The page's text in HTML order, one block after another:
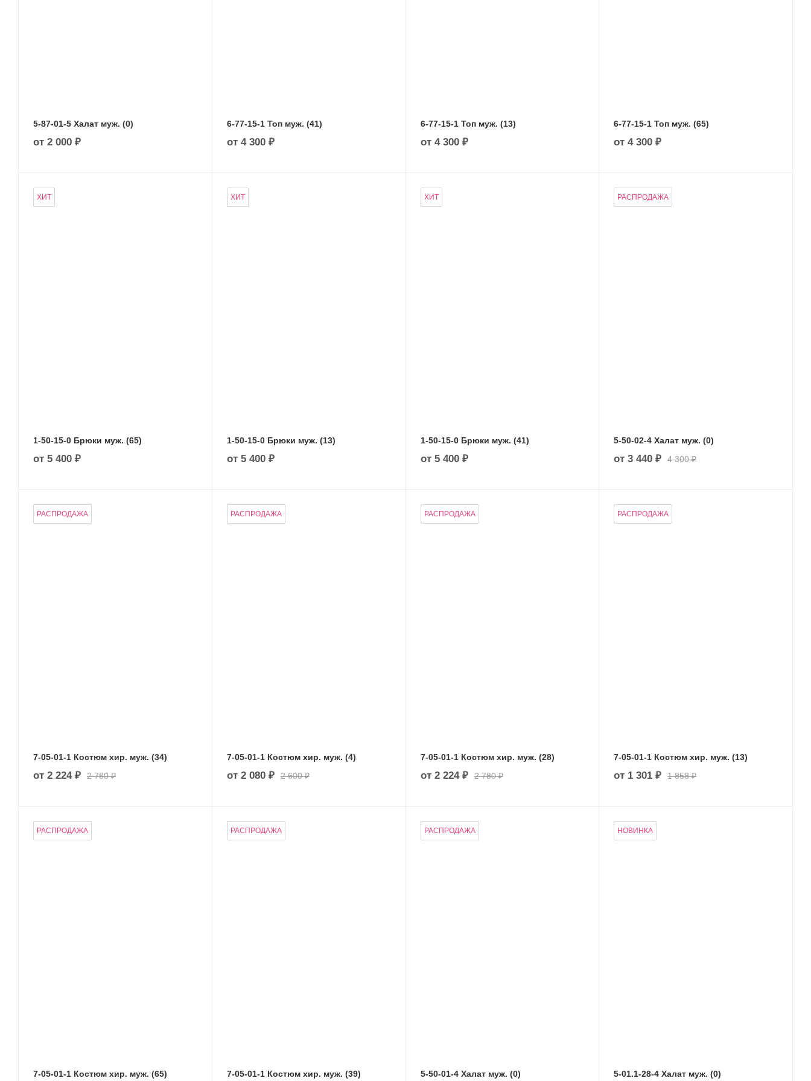
5-87-01-5 Халат муж. (0)
от 2 000 ₽
6-77-15-1 Топ муж. (41)
от 4 300 ₽
6-77-15-1 Топ муж. (13)
от 4 300 ₽
6-77-15-1 Топ муж. (65)
от4 300 ₽
ХИТ
1-50-15-0 Брюки муж. (65)
от 5 400 ₽
ХИТ
1-50-15-0 Брюки муж. (13)
от 5 400 ₽
ХИТ
1-50-15-0 Брюки муж. (41)
от 5 400 ₽
РАСПРОДАЖА
5-50-02-4 Халат муж. (0)
от3 440 ₽ 4 300 ₽
РАСПРОДАЖА
7-05-01-1 Костюм хир. муж. (34)
от 2 224 ₽ 2 780 ₽
РАСПРОДАЖА
7-05-01-1 Костюм хир. муж. (4)
от 2 080 ₽ 2 600 ₽
РАСПРОДАЖА
7-05-01-1 Костюм хир. муж. (28)
от 2 224 ₽ 2 780 ₽
РАСПРОДАЖА
7-05-01-1 Костюм хир. муж. (13)
от 1 301 ₽ 1 858 ₽
РАСПРОДАЖА
7-05-01-1 Костюм хир. муж. (65)
РАСПРОДАЖА
7-05-01-1 Костюм хир. муж. (39)
РАСПРОДАЖА
5-50-01-4 Халат муж. (0)
НОВИНКА
5-01.1-28-4 Халат муж. (0)